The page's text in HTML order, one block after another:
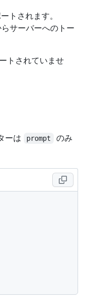
トされます。
サーバーへのトー
トされていませ
ーは prompt
のみ